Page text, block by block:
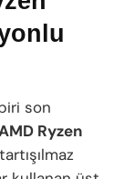
son
Ryzen